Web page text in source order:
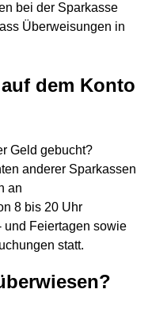
bei der Sparkasse
Überweisungen in
dem Konto
Geld gebucht?
anderer Sparkassen
an
8 bis 20 Uhr
und Feiertagen sowie
statt.